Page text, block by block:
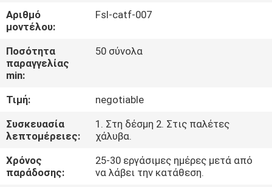
ΠΟΙΟΤΙΚΌΣ
ΈΛΕΓΧΟΣ
ΕΛΆΤΕ
ΣΕ
ΕΠΑΦΉ
ΜΕ
Αριθμό
μοντέλου:
Fsl-catf-007
Ποσότητα
παραγγελίας
min:
50 σύνολα
Τιμή:
negotiable
Συσκευασία
λεπτομέρειες:
1. Στη δέσμη 2. Στις παλέτες
χάλυβα.
Χρόνος
παράδοσης:
25-30 εργάσιμες ημέρες μετά από
να λάβει την κατάθεση.